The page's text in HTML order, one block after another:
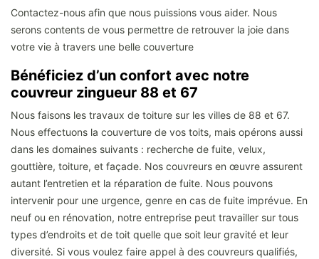
Contactez-nous afin que nous puissions vous aider. Nous
serons contents de vous permettre de retrouver la joie dans
votre vie à travers une belle couverture
Bénéficiez d’un confort avec notre
couvreur zingueur 88 et 67
Nous faisons les travaux de toiture sur les villes de 88 et 67.
Nous effectuons la couverture de vos toits, mais opérons aussi
dans les domaines suivants : recherche de fuite, velux,
gouttière, toiture, et façade. Nos couvreurs en œuvre assurent
autant l’entretien et la réparation de fuite. Nous pouvons
intervenir pour une urgence, genre en cas de fuite imprévue. En
neuf ou en rénovation, notre entreprise peut travailler sur tous
types d’endroits et de toit quelle que soit leur gravité et leur
diversité. Si vous voulez faire appel à des couvreurs qualifiés,